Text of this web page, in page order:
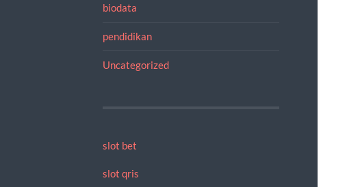
biodata
pendidikan
Uncategorized
slot bet
slot qris